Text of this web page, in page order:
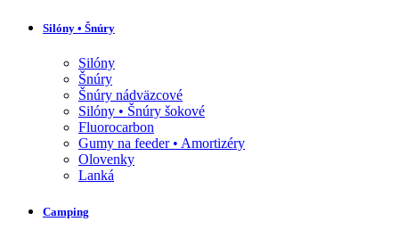
Silóny • Šnúry
Silóny
Šnúry
Šnúry nádväzcové
Silóny • Šnúry šokové
Fluorocarbon
Gumy na feeder • Amortizéry
Olovenky
Lanká
Camping